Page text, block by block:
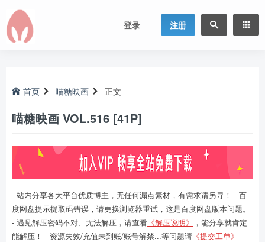
登录 注册
首页 喵糖映画 正文
喵糖映画 VOL.516 [41P]
- 站内分享各大平台优质博主，无任何漏点素材，有需求请另寻！ - 百
度网盘提示提取码错误，请更换浏览器重试，这是百度网盘版本问题。
- 遇见解压密码不对、无法解压，请查看 《解压说明》
，能分享就肯定
能解压！ - 资源失效/充值未到账/账号解禁...等问题请 《提交工单》